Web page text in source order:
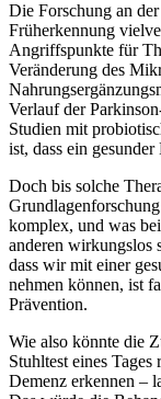
Die Forschung an
Früherkennung
Angriffspunkte für
Veränderung des
Verlauf der
Studien mit
ist, dass ein
Doch bis solche
komplex, und was
anderen wirkungslos
dass wir mit einer
nehmen können, ist
Prävention.
Wie also könnte die
Stuhltest eines
Demenz erkennen –